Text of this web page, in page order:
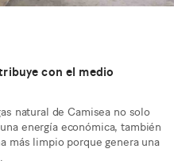
con el medio
natural de Camisea no solo
energía económica, también
más limpio porque genera una